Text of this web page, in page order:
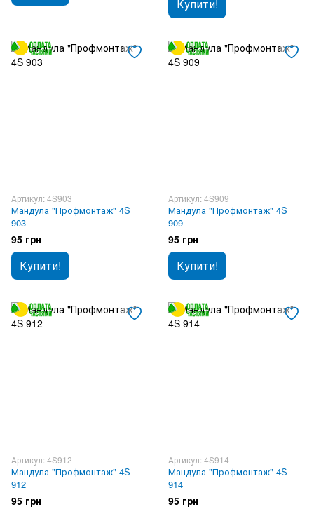
Купити!
Артикул: 4S903
Мандула "Профмонтаж" 4S
903
95 грн
Купити!
Артикул: 4S909
Мандула "Профмонтаж" 4S
909
95 грн
Купити!
Артикул: 4S912
Мандула "Профмонтаж" 4S
912
95 грн
Артикул: 4S914
Мандула "Профмонтаж" 4S
914
95 грн